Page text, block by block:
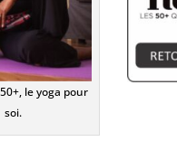
le yoga pour
soi.